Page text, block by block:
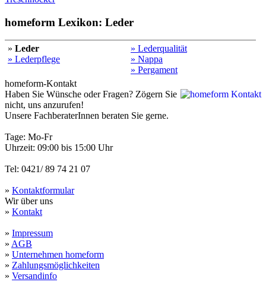
homeform Lexikon: Leder
» Leder
» Lederpflege
» Lederqualität
» Nappa
» Pergament
homeform-Kontakt
Haben Sie Wünsche oder Fragen? Zögern Sie
nicht, uns anzurufen!
Unsere FachberaterInnen beraten Sie gerne.
Tage: Mo-Fr
Uhrzeit: 09:00 bis 15:00 Uhr
Tel: 0421/ 89 74 21 07
» Kontaktformular
Wir über uns
» Kontakt
» Impressum
» AGB
» Unternehmen homeform
» Zahlungsmöglichkeiten
» Versandinfo